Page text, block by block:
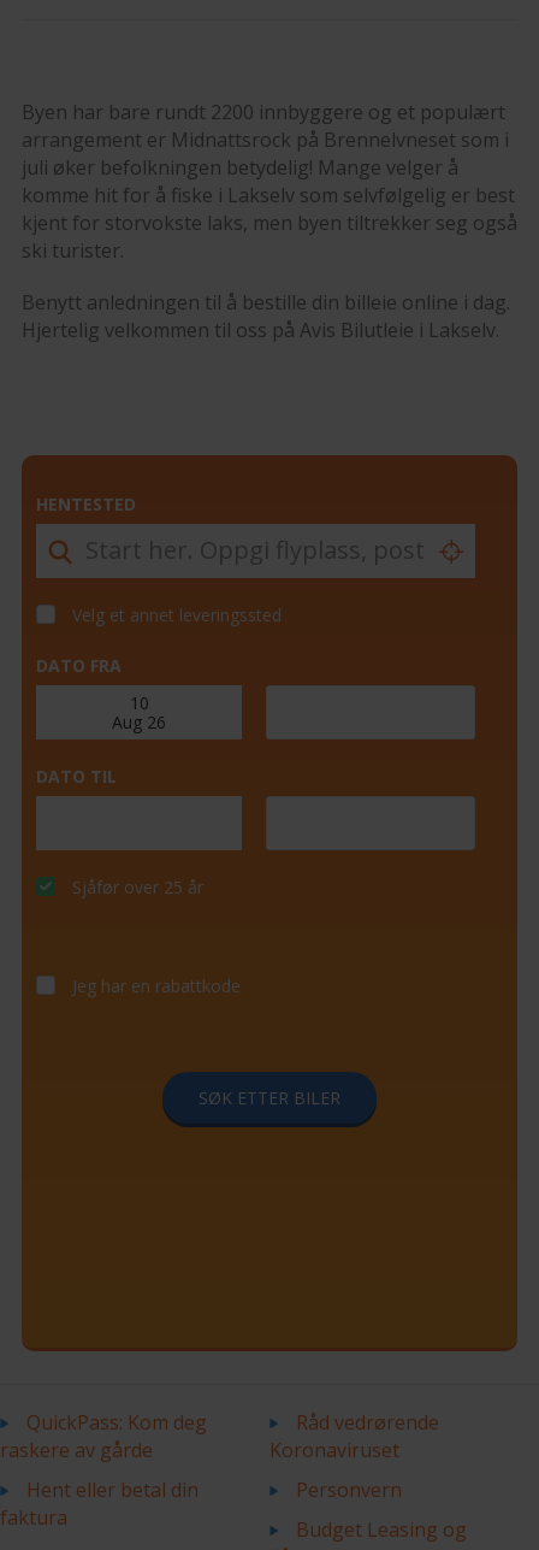
Byen har bare rundt 2200 innbyggere og et populært
arrangement er Midnattsrock på Brennelvneset som i
juli øker befolkningen betydelig! Mange velger å
komme hit for å fiske i Lakselv som selvfølgelig er best
kjent for storvokste laks, men byen tiltrekker seg også
ski turister.
Benytt anledningen til å bestille din billeie online i dag.
Hjertelig velkommen til oss på Avis Bilutleie i Lakselv.
HENTESTED
Velg et annet leveringssted
DATO FRA
DATO TIL
Sjåfør over 25 år
Jeg har en rabattkode
SØK ETTER BILER
QuickPass: Kom deg
raskere av gårde
Hent eller betal din
faktura
Råd vedrørende
Koronaviruset
Personvern
Budget Leasing og